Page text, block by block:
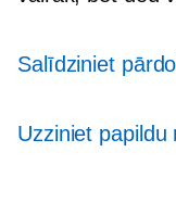
Salīdziniet
Uzziniet papildu